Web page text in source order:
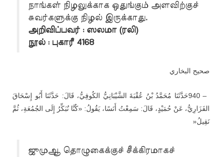
நாங்கள் நிழலுக்காக ஒதுங்கும் அளவிற்குச்
சுவர்களுக்கு நிழல் இருக்காது.
அறிவிப்பவர் : ஸலமா (ரலி)
நூல் : புகாரீ 4168
صحيح البخاري
940 –حَدَّثَنَا مُحَمَّدُ بْنُ عُقْبَةَ الشَّيْبَانِيُّ الكُوفِيُّ، قَالَ: حَدَّثَنَا أَبُو إِسْحَاقَ
الفَزَارِيُّ، عَنْ حُمَيْدٍ، قَالَ: سَمِعْتُ أَنَسًا، يَقُولُ: «كُنَّا نُبَكِّرُ إِلَى الجُمُعَةِ، ثُمَّ
نَقِيلُ»
ஜுமுஆ தொழுகைக்குச் சீக்கிரமாகச்